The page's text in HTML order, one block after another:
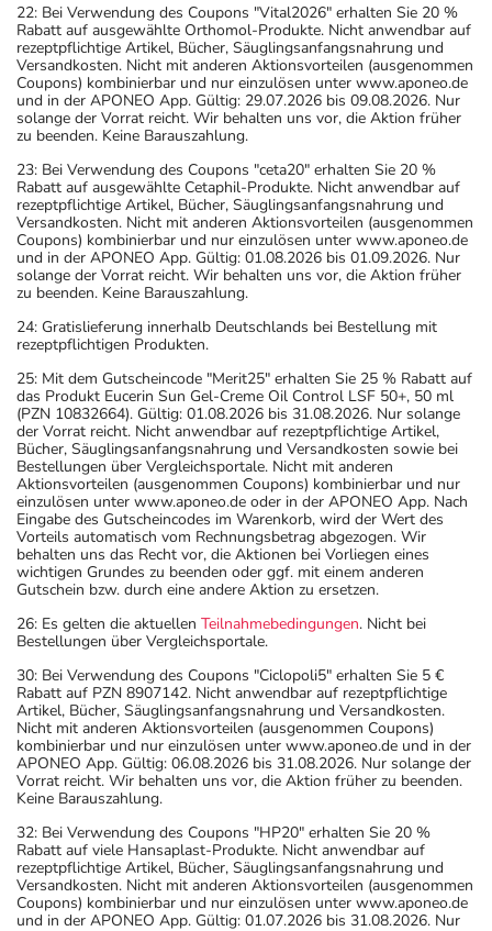
22: Bei Verwendung des Coupons "Vital2026" erhalten Sie 20 %
Rabatt auf ausgewählte Orthomol-Produkte. Nicht anwendbar auf
rezeptpflichtige Artikel, Bücher, Säuglingsanfangsnahrung und
Versandkosten. Nicht mit anderen Aktionsvorteilen (ausgenommen
Coupons) kombinierbar und nur einzulösen unter www.aponeo.de
und in der APONEO App. Gültig: 29.07.2026 bis 09.08.2026. Nur
solange der Vorrat reicht. Wir behalten uns vor, die Aktion früher
zu beenden. Keine Barauszahlung.
23: Bei Verwendung des Coupons "ceta20" erhalten Sie 20 %
Rabatt auf ausgewählte Cetaphil-Produkte. Nicht anwendbar auf
rezeptpflichtige Artikel, Bücher, Säuglingsanfangsnahrung und
Versandkosten. Nicht mit anderen Aktionsvorteilen (ausgenommen
Coupons) kombinierbar und nur einzulösen unter www.aponeo.de
und in der APONEO App. Gültig: 01.08.2026 bis 01.09.2026. Nur
solange der Vorrat reicht. Wir behalten uns vor, die Aktion früher
zu beenden. Keine Barauszahlung.
24: Gratislieferung innerhalb Deutschlands bei Bestellung mit
rezeptpflichtigen Produkten.
25: Mit dem Gutscheincode "Merit25" erhalten Sie 25 % Rabatt auf
das Produkt Eucerin Sun Gel-Creme Oil Control LSF 50+, 50 ml
(PZN 10832664). Gültig: 01.08.2026 bis 31.08.2026. Nur solange
der Vorrat reicht. Nicht anwendbar auf rezeptpflichtige Artikel,
Bücher, Säuglingsanfangsnahrung und Versandkosten sowie bei
Bestellungen über Vergleichsportale. Nicht mit anderen
Aktionsvorteilen (ausgenommen Coupons) kombinierbar und nur
einzulösen unter www.aponeo.de oder in der APONEO App. Nach
Eingabe des Gutscheincodes im Warenkorb, wird der Wert des
Vorteils automatisch vom Rechnungsbetrag abgezogen. Wir
behalten uns das Recht vor, die Aktionen bei Vorliegen eines
wichtigen Grundes zu beenden oder ggf. mit einem anderen
Gutschein bzw. durch eine andere Aktion zu ersetzen.
26: Es gelten die aktuellen Teilnahmebedingungen. Nicht bei
Bestellungen über Vergleichsportale.
30: Bei Verwendung des Coupons "Ciclopoli5" erhalten Sie 5 €
Rabatt auf PZN 8907142. Nicht anwendbar auf rezeptpflichtige
Artikel, Bücher, Säuglingsanfangsnahrung und Versandkosten.
Nicht mit anderen Aktionsvorteilen (ausgenommen Coupons)
kombinierbar und nur einzulösen unter www.aponeo.de und in der
APONEO App. Gültig: 06.08.2026 bis 31.08.2026. Nur solange der
Vorrat reicht. Wir behalten uns vor, die Aktion früher zu beenden.
Keine Barauszahlung.
32: Bei Verwendung des Coupons "HP20" erhalten Sie 20 %
Rabatt auf viele Hansaplast-Produkte. Nicht anwendbar auf
rezeptpflichtige Artikel, Bücher, Säuglingsanfangsnahrung und
Versandkosten. Nicht mit anderen Aktionsvorteilen (ausgenommen
Coupons) kombinierbar und nur einzulösen unter www.aponeo.de
und in der APONEO App. Gültig: 01.07.2026 bis 31.08.2026. Nur